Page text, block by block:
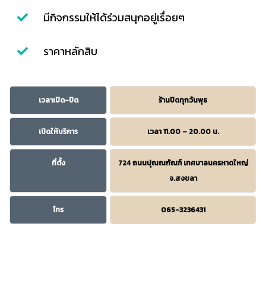
มีกิจกรรมให้ได้ร่วมสนุกอยู่เรื่อยๆ
ราคาหลักสิบ
เวลาเปิด-ปิด ร้านปิดทุกวันพุธ
เปิดให้บริการ เวลา 11.00 – 20.00 น.
ที่ตั้ง
724 ถนนปุณณกัณฑ์ เทศบาลนครหาดใหญ่
จ.สงขลา
โทร 065-3236431